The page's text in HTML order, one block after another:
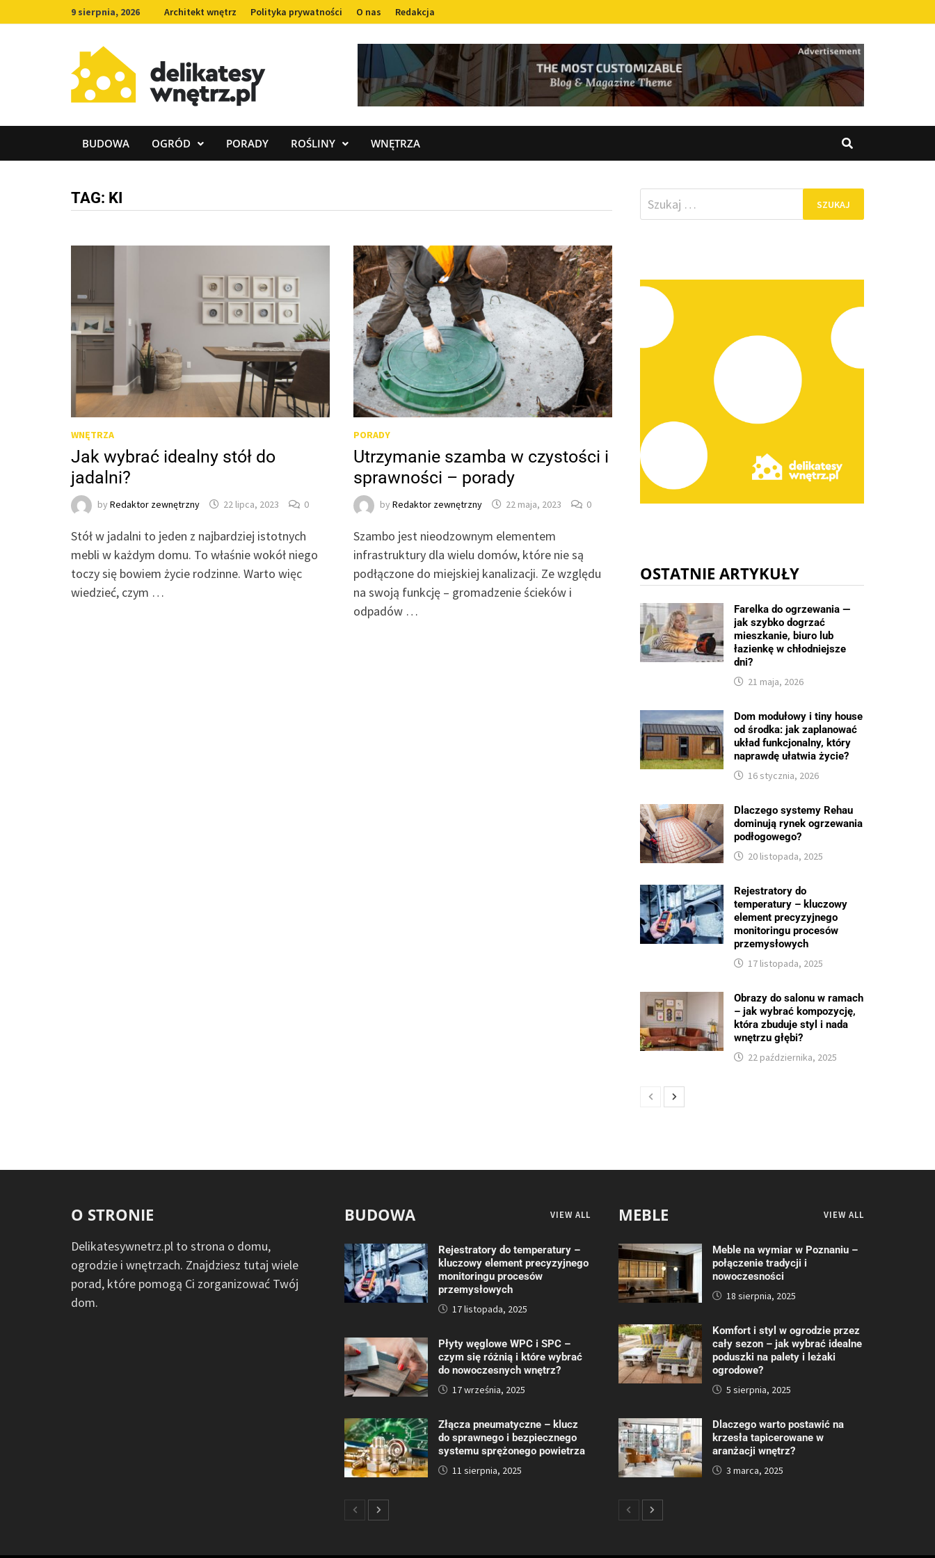
to
9 sierpnia, 2026 Architekt wnętrz Polityka prywatności O nas Redakcja
BUDOWA OGRÓD PORADY ROŚLINY WNĘTRZA
TAG: KI
WNĘTRZA
Jak wybrać idealny stół do
jadalni?
by Redaktor zewnętrzny 22 lipca, 2023 0
Stół w jadalni to jeden z najbardziej istotnych
mebli w każdym domu. To właśnie wokół niego
toczy się bowiem życie rodzinne. Warto więc
wiedzieć, czym …
PORADY
Utrzymanie szamba w czystości i
sprawności – porady
by Redaktor zewnętrzny 22 maja, 2023 0
Szambo jest nieodzownym elementem
infrastruktury dla wielu domów, które nie są
podłączone do miejskiej kanalizacji. Ze względu
na swoją funkcję – gromadzenie ścieków i
odpadów …
Szukaj:
OSTATNIE ARTYKUŁY
Farelka do ogrzewania —
jak szybko dogrzać
mieszkanie, biuro lub
łazienkę w chłodniejsze
dni?
21 maja, 2026
Dom modułowy i tiny house
od środka: jak zaplanować
układ funkcjonalny, który
naprawdę ułatwia życie?
16 stycznia, 2026
Dlaczego systemy Rehau
dominują rynek ogrzewania
podłogowego?
20 listopada, 2025
Rejestratory do
temperatury – kluczowy
element precyzyjnego
monitoringu procesów
przemysłowych
17 listopada, 2025
Obrazy do salonu w ramach
– jak wybrać kompozycję,
która zbuduje styl i nada
wnętrzu głębi?
22 października, 2025
O STRONIE
Delikatesywnetrz.pl to strona o domu,
ogrodzie i wnętrzach. Znajdziesz tutaj wiele
porad, które pomogą Ci zorganizować Twój
dom.
BUDOWA VIEW ALL
Rejestratory do temperatury –
kluczowy element precyzyjnego
monitoringu procesów
przemysłowych
17 listopada, 2025
Płyty węglowe WPC i SPC –
czym się różnią i które wybrać
do nowoczesnych wnętrz?
17 września, 2025
Złącza pneumatyczne – klucz
do sprawnego i bezpiecznego
systemu sprężonego powietrza
11 sierpnia, 2025
MEBLE VIEW ALL
Meble na wymiar w Poznaniu –
połączenie tradycji i
nowoczesności
18 sierpnia, 2025
Komfort i styl w ogrodzie przez
cały sezon – jak wybrać idealne
poduszki na palety i leżaki
ogrodowe?
5 sierpnia, 2025
Dlaczego warto postawić na
krzesła tapicerowane w
aranżacji wnętrz?
3 marca, 2025